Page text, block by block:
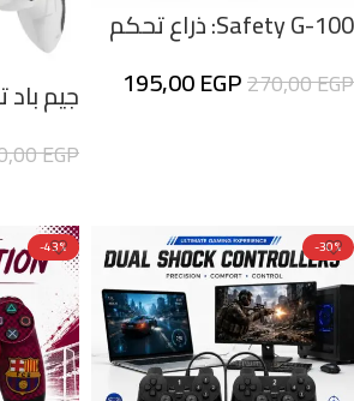
Safety G-100: ذراع تحكم
270,00EGP
195,00EGP جيم
EGP
-30%
-43%